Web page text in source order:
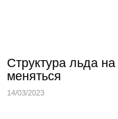
Структура льда
меняться
14/03/2023